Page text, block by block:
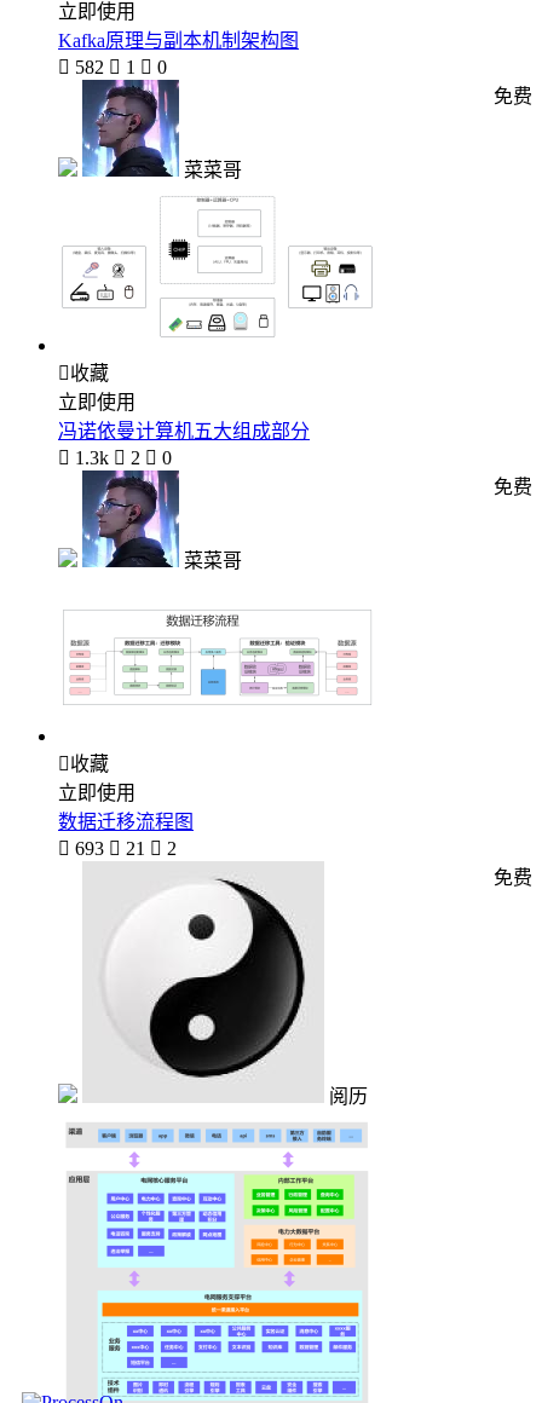
立即使用
Kafka原理与副本机制架构图
 582  1  0
菜菜哥
免费
收藏
立即使用
冯诺依曼计算机五大组成部分
 1.3k  2  0
菜菜哥
免费
收藏
立即使用
数据迁移流程图
 693  21  2
阅历
免费